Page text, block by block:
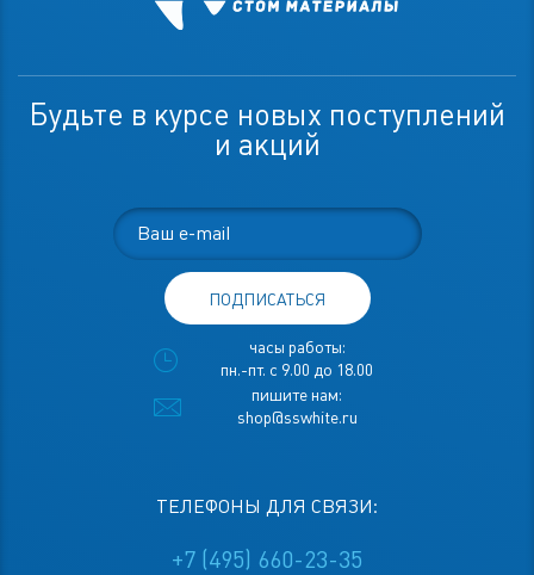
Будьте в курсе новых поступлений
и акций
ПОДПИСАТЬСЯ
часы работы:
пн.-пт. с 9.00 до 18.00
пишите нам:
shop@sswhite.ru
ТЕЛЕФОНЫ ДЛЯ СВЯЗИ:
+7 (495) 660-23-35